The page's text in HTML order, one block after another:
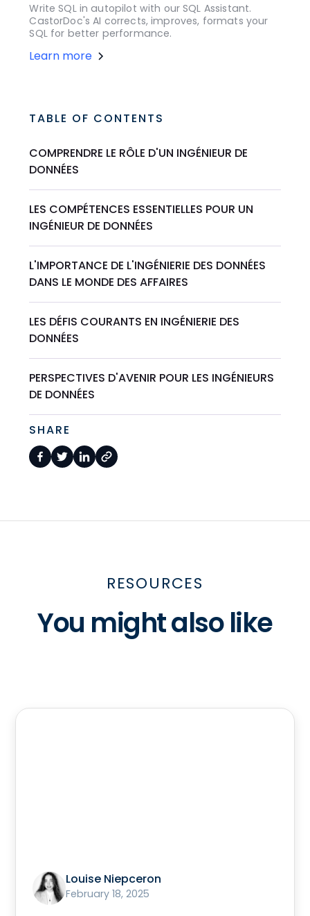
Write SQL in autopilot with our SQL Assistant.
CastorDoc's AI corrects, improves, formats your
SQL for better performance.
Learn more
TABLE OF CONTENTS
COMPRENDRE LE RÔLE D'UN INGÉNIEUR DE
DONNÉES
LES COMPÉTENCES ESSENTIELLES POUR UN
INGÉNIEUR DE DONNÉES
L'IMPORTANCE DE L'INGÉNIERIE DES DONNÉES
DANS LE MONDE DES AFFAIRES
LES DÉFIS COURANTS EN INGÉNIERIE DES
DONNÉES
PERSPECTIVES D'AVENIR POUR LES INGÉNIEURS
DE DONNÉES
SHARE
RESOURCES
You might also like
Louise Niepceron
February 18, 2025